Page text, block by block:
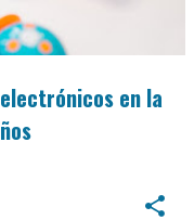
en la